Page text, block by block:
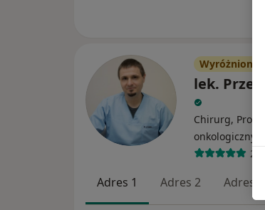
Wyróżniony
lek.
Chirurg,
onkologiczny
Adres 1 Adres 2 Adres 3